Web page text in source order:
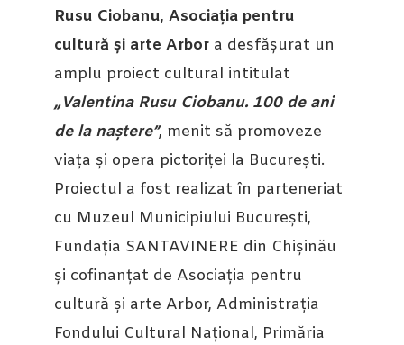
Rusu Ciobanu, Asociația pentru
cultură și arte Arbor a desfășurat un
amplu proiect cultural intitulat
„Valentina Rusu Ciobanu. 100 de ani
de la naștere”, menit să promoveze
viața și opera pictoriței la București.
Proiectul a fost realizat în parteneriat
cu Muzeul Municipiului București,
Fundația SANTAVINERE din Chișinău
și cofinanțat de Asociația pentru
cultură și arte Arbor, Administrația
Fondului Cultural Național, Primăria